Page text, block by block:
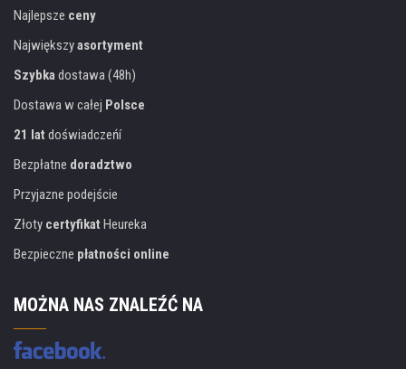
Najlepsze ceny
Największyasortyment
Szybka dostawa (48h)
Dostawa w całej Polsce
21 lat doświadczeńí
Bezpłatne doradztwo
Przyjazne podejście
Złoty certyfikat Heureka
Bezpieczne płatności online
MOŻNA NAS ZNALEŹĆ NA